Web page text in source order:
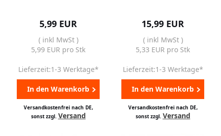
5,99 EUR
( inkl MwSt )
5,99 EUR pro Stk
Lieferzeit:1-3 Werktage*
In den Warenkorb
Versandkostenfrei nach DE,
sonst zzgl. Versand
15,99 EUR
( inkl MwSt )
5,33 EUR pro Stk
Lieferzeit:1-3 Werktage*
In den Warenkorb
Versandkostenfrei nach DE,
sonst zzgl. Versand